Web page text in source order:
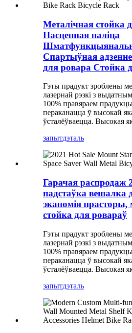
Металічная стойка
Насценная паліца
Спартыўная
для ровара Стойка
Гэты прадукт зроблены
лазернай рэзкі з
100% правяраем
пераканацца ў высокай
ўсталёўваецца. Высокая
запытдэталь
Гарачая распродаж
падстаўка вешалка
эканомія прасторы,
стойка для ровараў
Гэты прадукт зроблены
лазернай рэзкі з
100% правяраем
пераканацца ў высокай
ўсталёўваецца. Высокая
запытдэталь